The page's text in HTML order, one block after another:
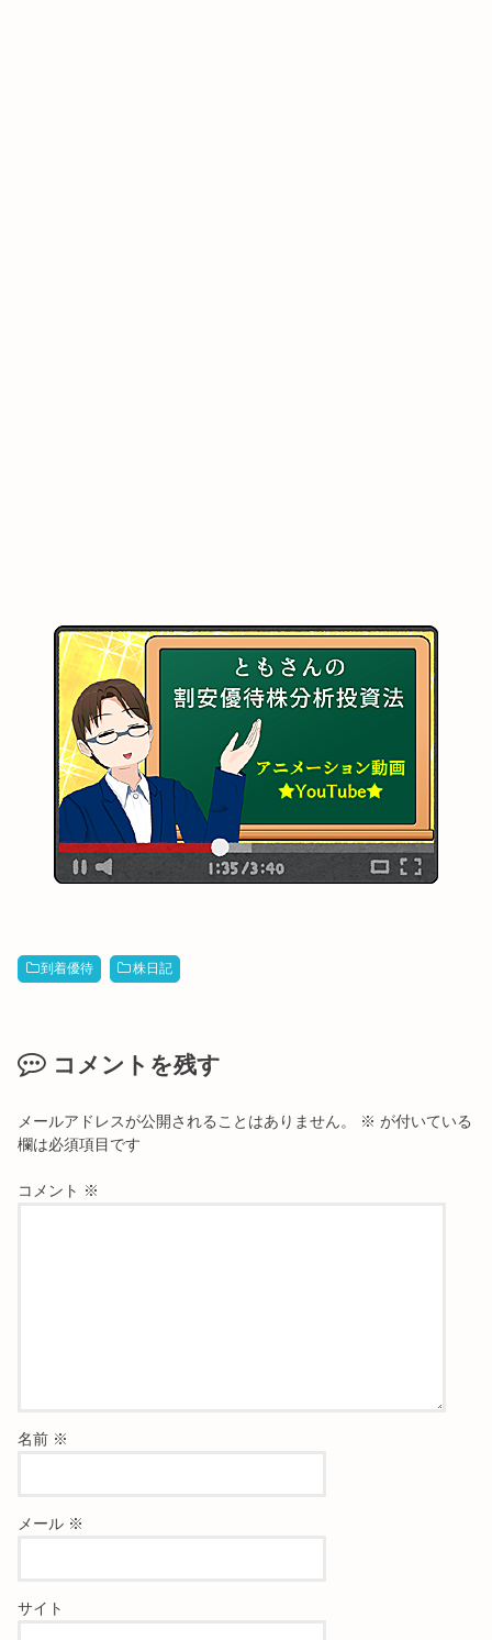
到着優待 株日記
コメントを残す
メールアドレスが公開されることはありません。 ※ が付いている
欄は必須項目です
コメント ※
名前 ※
メール ※
サイト